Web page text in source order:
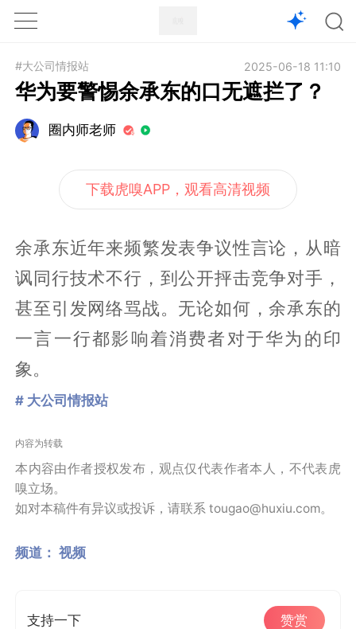
1X
#大公司情报站 2025-06-18 11:10
华为要警惕余承东的口无遮拦了？
圈内师老师
下载虎嗅APP，观看高清视频
余承东近年来频繁发表争议性言论，从暗
讽同行技术不行，到公开抨击竞争对手，
甚至引发网络骂战。无论如何，余承东的
一言一行都影响着消费者对于华为的印
象。
# 大公司情报站
内容为转载
本内容由作者授权发布，观点仅代表作者本人，不代表虎
嗅立场。
如对本稿件有异议或投诉，请联系 tougao@huxiu.com。
频道： 视频
支持一下 赞赏